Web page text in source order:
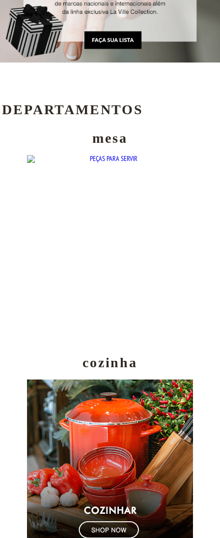
DEPARTAMENTOS
mesa
cozinha